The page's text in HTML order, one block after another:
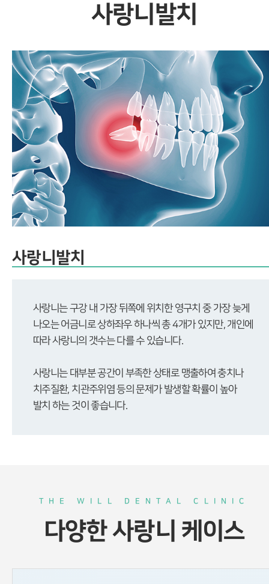
사랑니발치
사랑니발치
사랑니는 구강 내 가장 뒤쪽에 위치한 영구치 중 가장 늦게
나오는 어금니로 상하좌우 하나씩 총 4개가 있지만, 개인에
따라 사랑니의 갯수는 다를 수 있습니다.
사랑니는 대부분 공간이 부족한 상태로 맹출하여 충치나
치주질환, 치관주위염 등의 문제가 발생할 확률이 높아
발치 하는 것이 좋습니다.
THE WILL DENTAL CLINIC
다양한 사랑니 케이스